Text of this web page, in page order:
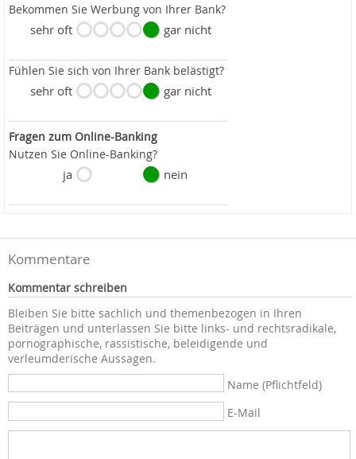
Bekommen Sie Werbung von Ihrer Bank?
sehr oft gar nicht
Fühlen Sie sich von Ihrer Bank belästigt?
sehr oft gar nicht
Fragen zum Online-Banking
Nutzen Sie Online-Banking?
ja nein
Kommentare
Kommentar schreiben
Bleiben Sie bitte sachlich und themenbezogen in Ihren
Beiträgen und unterlassen Sie bitte links- und rechtsradikale,
pornographische, rassistische, beleidigende und
verleumderische Aussagen.
Name (Pflichtfeld)
E-Mail